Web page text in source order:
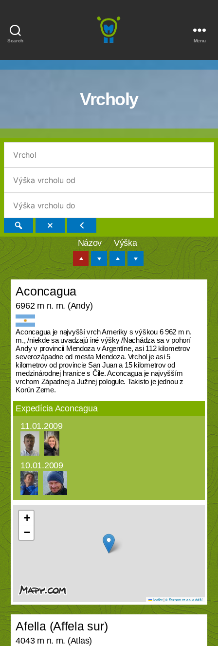
Search Menu
Vrcholy
Názov Výška
Aconcagua
6962 m n. m. (Andy)
Aconcagua je najvyšší vrch Ameriky s výškou 6 962 m n.
m., /niekde sa uvadzajú iné výšky /Nachádza sa v pohorí
Andy v provincii Mendoza v Argentíne, asi 112 kilometrov
severozápadne od mesta Mendoza. Vrchol je asi 5
kilometrov od provincie San Juan a 15 kilometrov od
medzinárodnej hranice s Čile. Aconcagua je najvyšším
vrchom Západnej a Južnej pologule. Takisto je jednou z
Korún Zeme.
Expedícia Aconcagua
11.01.2009
10.01.2009
+
−
Leaflet|© Seznam.cz a.s. a další
Afella (Affela sur)
4043 m n. m. (Atlas)